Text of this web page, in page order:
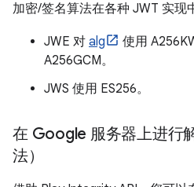
加密/签名算法在各种 JWT 实现
JWE 对 alg 使用
A256GCM。
JWS 使用 ES256。
在 Google 服务器上进行
法）